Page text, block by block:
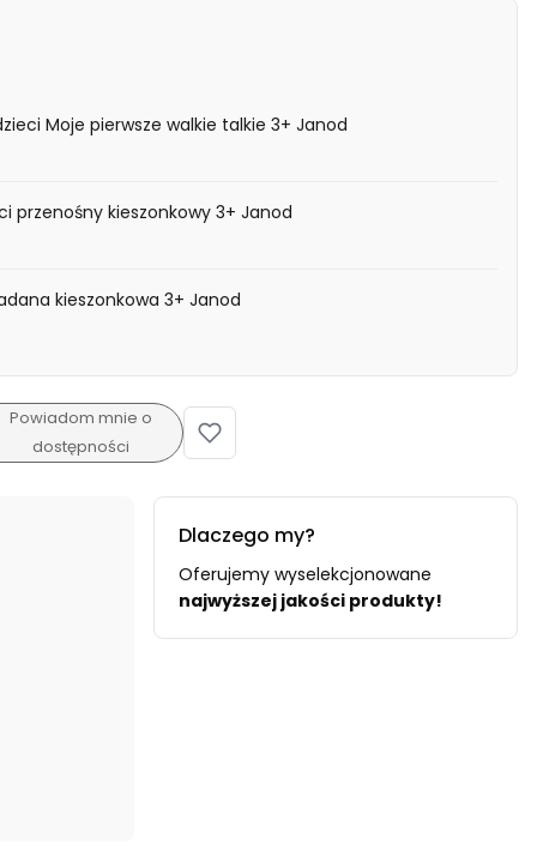
Moje pierwsze walkie talkie 3+ Janod
przenośny kieszonkowy 3+ Janod
kieszonkowa 3+ Janod
Powiadom mnie o
dostępności
Dlaczego my?
Oferujemy wyselekcjonowane
najwyższej jakości produkty!